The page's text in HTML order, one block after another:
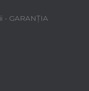
- GARANŢIA